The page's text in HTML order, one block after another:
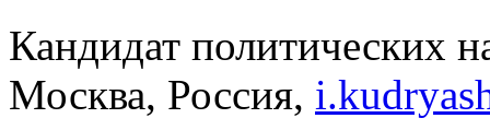
Кандидат
Москва, Россия,